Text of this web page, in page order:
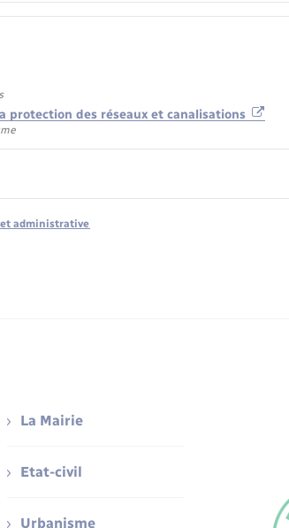
protection des réseaux et canalisations
administrative
La Mairie
Etat-civil
Urbanisme